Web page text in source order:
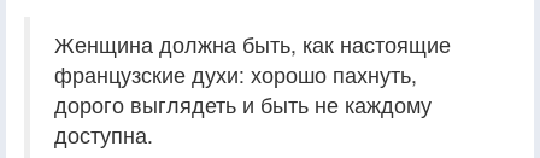
Женщина должна быть, как настоящие
французские духи: хорошо пахнуть,
дорого выглядеть и быть не каждому
доступна.